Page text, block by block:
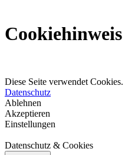
Cookiehinweis
Diese Seite verwendet Cookies.
Datenschutz
Ablehnen
Akzeptieren
Einstellungen
Datenschutz & Cookies